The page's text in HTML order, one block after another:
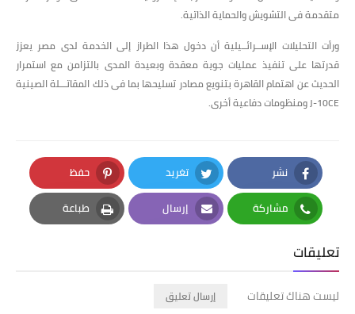
متقدمة فى التشويش والحماية الذاتية.
ورأت التحليلات الإســرائــيلية أن دخول هذا الطراز إلى الخدمة لدى مصر يعزز
قدرتها على تنفيذ عمليات جوية معقدة وبعيدة المدى بالتزامن مع استمرار
الحديث عن اهتمام القاهرة بتنويع مصادر تسليحها بما فى ذلك المقاتـــلة الصينية
J-10CE ومنظومات دفاعية أخرى.
نشر
Facebook
تغريد
Twitter
حفظ
Pinterest
مشاركة
Whatsapp
إرسال
Email
طباعة
Print
تعليقات
ليست هناك تعليقات إرسال تعليق